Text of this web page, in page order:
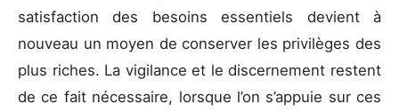
satisfaction des besoins essentiels devient à
nouveau un moyen de conserver les privilèges des
plus riches. La vigilance et le discernement restent
de ce fait nécessaire, lorsque l’on s’appuie sur ces